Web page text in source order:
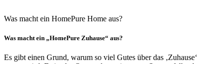
Was macht ein HomePure Home aus?
Was macht ein „HomePure Zuhause“ aus?
Es gibt einen Grund, warum so viel Gutes über das ‚Zuhause‘